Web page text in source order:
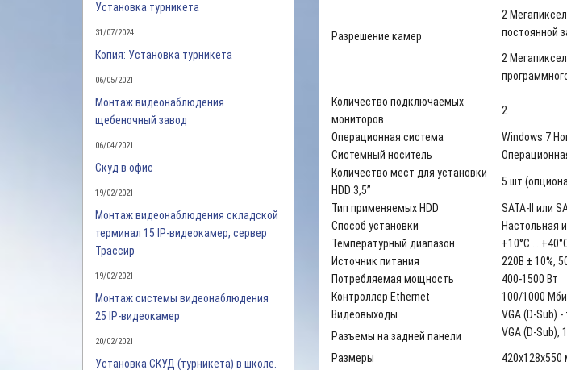
Установка турникета
31/07/2024
Копия: Установка турникета
06/05/2021
Монтаж видеонаблюдения
щебеночный завод
06/04/2021
Скуд в офис
19/02/2021
Монтаж видеонаблюдения складской
терминал 15 IP-видеокамер, сервер
Трассир
19/02/2021
Монтаж системы видеонаблюдения
25 IP-видеокамер
20/02/2021
Установка СКУД (турникета) в школе.
Разрешение камер
2
постоянной
2
Количество подключаемых
мониторов
2
Операционная система
Windows 7
Системный носитель
Количество мест для установки
HDD 3,5”
5 шт
Тип применяемых HDD
SATA-II или
Способ установки
Настольная
Температурный диапазон
+10°С …
Источник питания
220В ± 10%,
Потребляемая мощность
400-1500 Вт
Контроллер Ethernet
100/1000
Видеовыходы
VGA (D-Sub)
Разъемы на задней панели
VGA (D-Sub),
Размеры
420х128х550